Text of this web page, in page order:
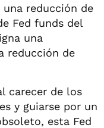
una reducción de
Fed funds del
una
reducción de
carecer de los
y guiarse por un
esta Fed